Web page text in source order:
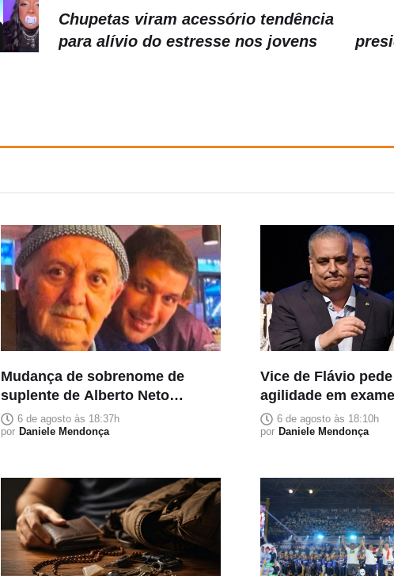
Chupetas viram acessório tendência
para alívio do estresse nos jovens
Mudança de sobrenome de
suplente de Alberto Neto
homenageia pai falecido e
carrega significado familiar
6 de agosto às 18:37h
por Daniele Mendonça
Vice de Flávio
agilidade em
para afastar
6 de agosto às 18:10h
por Daniele Mendonça